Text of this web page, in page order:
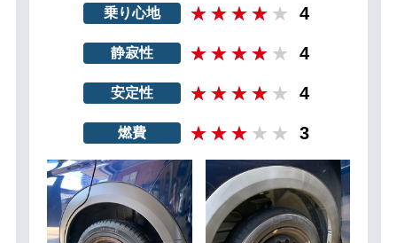
乗り心地 4
静寂性 4
安定性 4
燃費 3